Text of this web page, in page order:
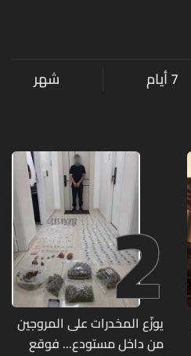
7 أيام شهر
2
يوزّع المخدرات على المروجين
من داخل مستودع... فوقع